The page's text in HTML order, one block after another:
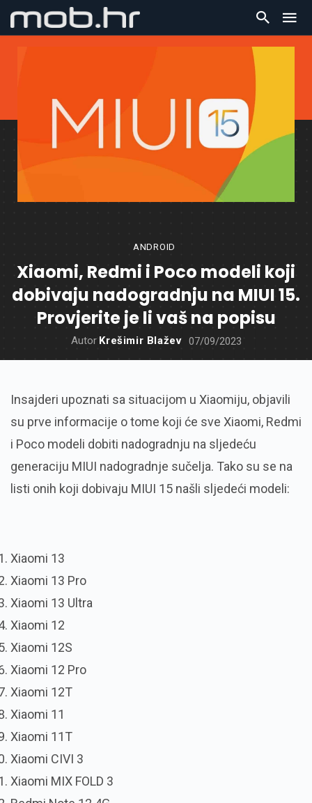
ANDROID
Xiaomi, Redmi i Poco modeli koji
dobivaju nadogradnju na MIUI 15.
Provjerite je li vaš na popisu
Autor Krešimir Blažev 07/09/2023
Insajderi upoznati sa situacijom u Xiaomiju, objavili
su prve informacije o tome koji će sve Xiaomi, Redmi
i Poco modeli dobiti nadogradnju na sljedeću
generaciju MIUI nadogradnje sučelja. Tako su se na
listi onih koji dobivaju MIUI 15 našli sljedeći modeli:
Xiaomi 13
Xiaomi 13 Pro
Xiaomi 13 Ultra
Xiaomi 12
Xiaomi 12S
Xiaomi 12 Pro
Xiaomi 12T
Xiaomi 11
Xiaomi 11T
Xiaomi CIVI 3
Xiaomi MIX FOLD 3